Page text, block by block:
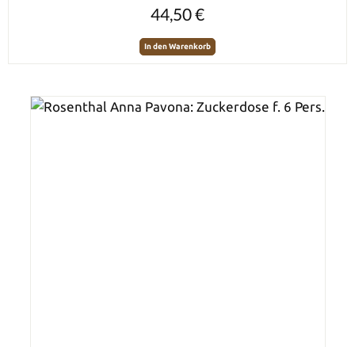
44,50 €
In den Warenkorb